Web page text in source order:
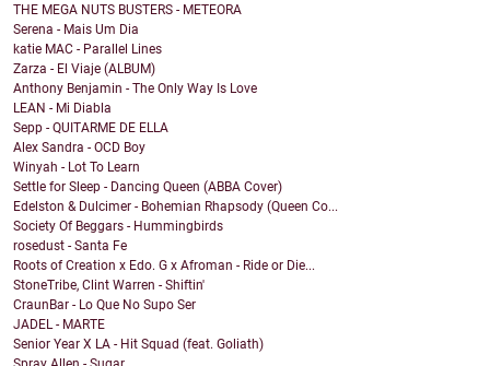
THE MEGA NUTS BUSTERS - METEORA
Serena - Mais Um Dia
katie MAC - Parallel Lines
Zarza - El Viaje (ALBUM)
Anthony Benjamin - The Only Way Is Love
LEAN - Mi Diabla
Sepp - QUITARME DE ELLA
Alex Sandra - OCD Boy
Winyah - Lot To Learn
Settle for Sleep - Dancing Queen (ABBA Cover)
Edelston & Dulcimer - Bohemian Rhapsody (Queen Co...
Society Of Beggars - Hummingbirds
rosedust - Santa Fe
Roots of Creation x Edo. G x Afroman - Ride or Die...
StoneTribe, Clint Warren - Shiftin'
CraunBar - Lo Que No Supo Ser
JADEL - MARTE
Senior Year X LA - Hit Squad (feat. Goliath)